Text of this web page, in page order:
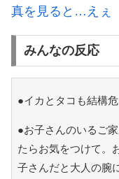
真を見ると…えぇ
みんなの反応
●イカとタコも結構
●お子さんのいるご
たらお気をつけて。
子さんだと大人の腕